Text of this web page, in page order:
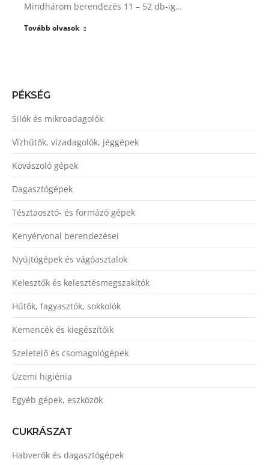
Mindhárom berendezés 11 – 52 db-ig…
Tovább olvasok
PÉKSÉG
Silók és mikroadagolók
Vízhűtők, vízadagolók, jéggépek
Kovászoló gépek
Dagasztógépek
Tésztaosztó- és formázó gépek
Kenyérvonal berendezései
Nyújtógépek és vágóasztalok
Kelesztők és kelesztésmegszakítók
Hűtők, fagyasztók, sokkolók
Kemencék és kiegészítőik
Szeletelő és csomagológépek
Üzemi higiénia
Egyéb gépek, eszközök
CUKRÁSZAT
Habverők és dagasztógépek